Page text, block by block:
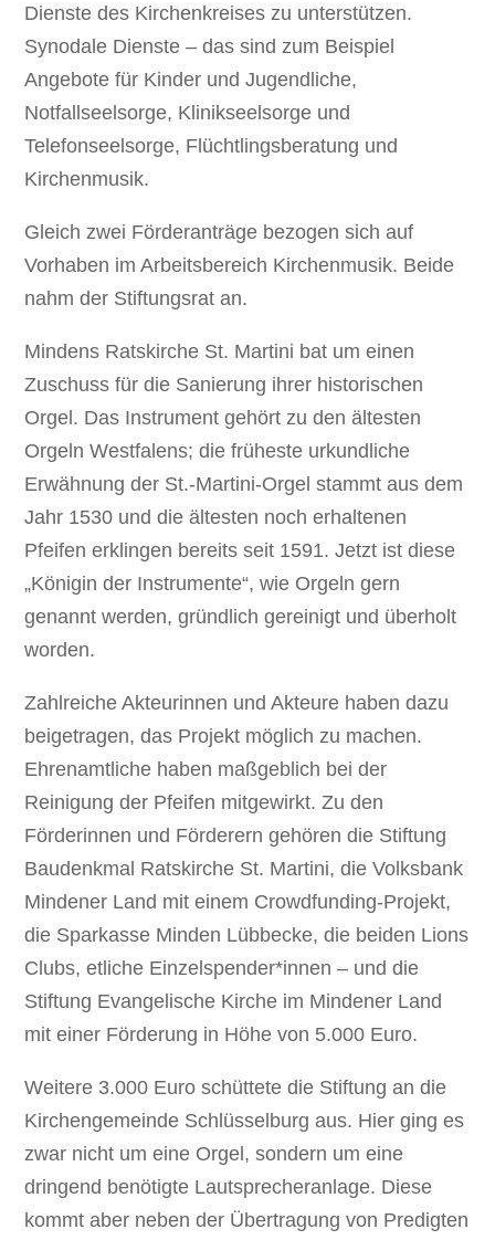
Dienste des Kirchenkreises zu unterstützen.
Synodale Dienste – das sind zum Beispiel
Angebote für Kinder und Jugendliche,
Notfallseelsorge, Klinikseelsorge und
Telefonseelsorge, Flüchtlingsberatung und
Kirchenmusik.
Gleich zwei Förderanträge bezogen sich auf
Vorhaben im Arbeitsbereich Kirchenmusik. Beide
nahm der Stiftungsrat an.
Mindens Ratskirche St. Martini bat um einen
Zuschuss für die Sanierung ihrer historischen
Orgel. Das Instrument gehört zu den ältesten
Orgeln Westfalens; die früheste urkundliche
Erwähnung der St.-Martini-Orgel stammt aus dem
Jahr 1530 und die ältesten noch erhaltenen
Pfeifen erklingen bereits seit 1591. Jetzt ist diese
„Königin der Instrumente“, wie Orgeln gern
genannt werden, gründlich gereinigt und überholt
worden.
Zahlreiche Akteurinnen und Akteure haben dazu
beigetragen, das Projekt möglich zu machen.
Ehrenamtliche haben maßgeblich bei der
Reinigung der Pfeifen mitgewirkt. Zu den
Förderinnen und Förderern gehören die Stiftung
Baudenkmal Ratskirche St. Martini, die Volksbank
Mindener Land mit einem Crowdfunding-Projekt,
die Sparkasse Minden Lübbecke, die beiden Lions
Clubs, etliche Einzelspender*innen – und die
Stiftung Evangelische Kirche im Mindener Land
mit einer Förderung in Höhe von 5.000 Euro.
Weitere 3.000 Euro schüttete die Stiftung an die
Kirchengemeinde Schlüsselburg aus. Hier ging es
zwar nicht um eine Orgel, sondern um eine
dringend benötigte Lautsprecheranlage. Diese
kommt aber neben der Übertragung von Predigten